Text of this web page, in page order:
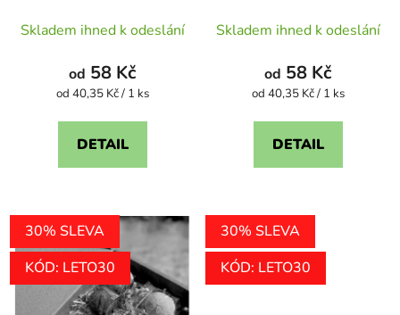
hodnocení
produktu
je
z
Skladem ihned k odeslání
od 58 Kč
Měrná
od 40,35 Kč / 1 ks
DETAIL
hodnocení
produktu
je
z
Skladem ihned k odeslání
od 58 Kč
Měrná
od 40,35 Kč / 1 ks
DETAIL
30% SLEVA
KÓD: LETO30
30% SLEVA
KÓD: LETO30